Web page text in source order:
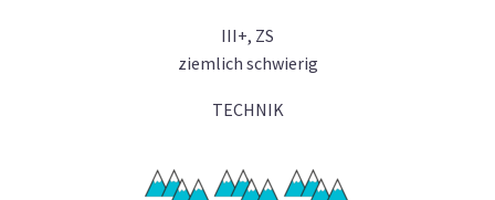
III+, ZS
ziemlich schwierig
TECHNIK